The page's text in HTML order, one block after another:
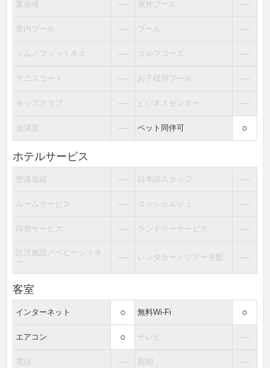
宴会場 ― 屋外プール ―
屋内プール ― プール ―
ジム／フィットネス ― ゴルフコース ―
テニスコート ― お子様用プール ―
キッズクラブ ― ビジネスセンター ―
会議室 ― ペット同伴可 ○
ホテルサービス
空港送迎 ― 日本語スタッフ ―
ルームサービス ― コンシェルジュ ―
両替サービス ― ランドリーサービス ―
託児施設／ベビーシッタ
ー
― レンタカー／ツアー手配 ―
客室
インターネット ○ 無料Wi-Fi ○
エアコン ○ テレビ ―
電話 ― 新聞 ―